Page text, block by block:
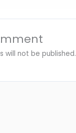
will not be published.